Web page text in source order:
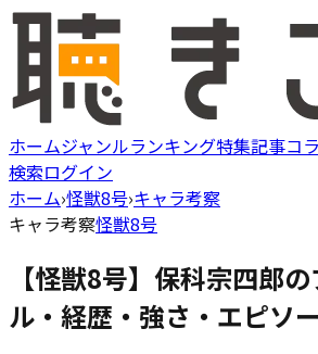
ホームジャンルランキング特集記事コ
検索ログイン
ホーム›怪獣8号›キャラ考察
キャラ考察怪獣8号
【怪獣8号】保科宗四郎
ル・経歴・強さ・エピソ